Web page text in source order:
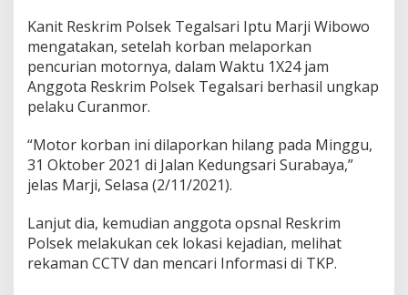
Kanit Reskrim Polsek Tegalsari Iptu Marji Wibowo
mengatakan, setelah korban melaporkan
pencurian motornya, dalam Waktu 1X24 jam
Anggota Reskrim Polsek Tegalsari berhasil ungkap
pelaku Curanmor.
“Motor korban ini dilaporkan hilang pada Minggu,
31 Oktober 2021 di Jalan Kedungsari Surabaya,”
jelas Marji, Selasa (2/11/2021).
Lanjut dia, kemudian anggota opsnal Reskrim
Polsek melakukan cek lokasi kejadian, melihat
rekaman CCTV dan mencari Informasi di TKP.